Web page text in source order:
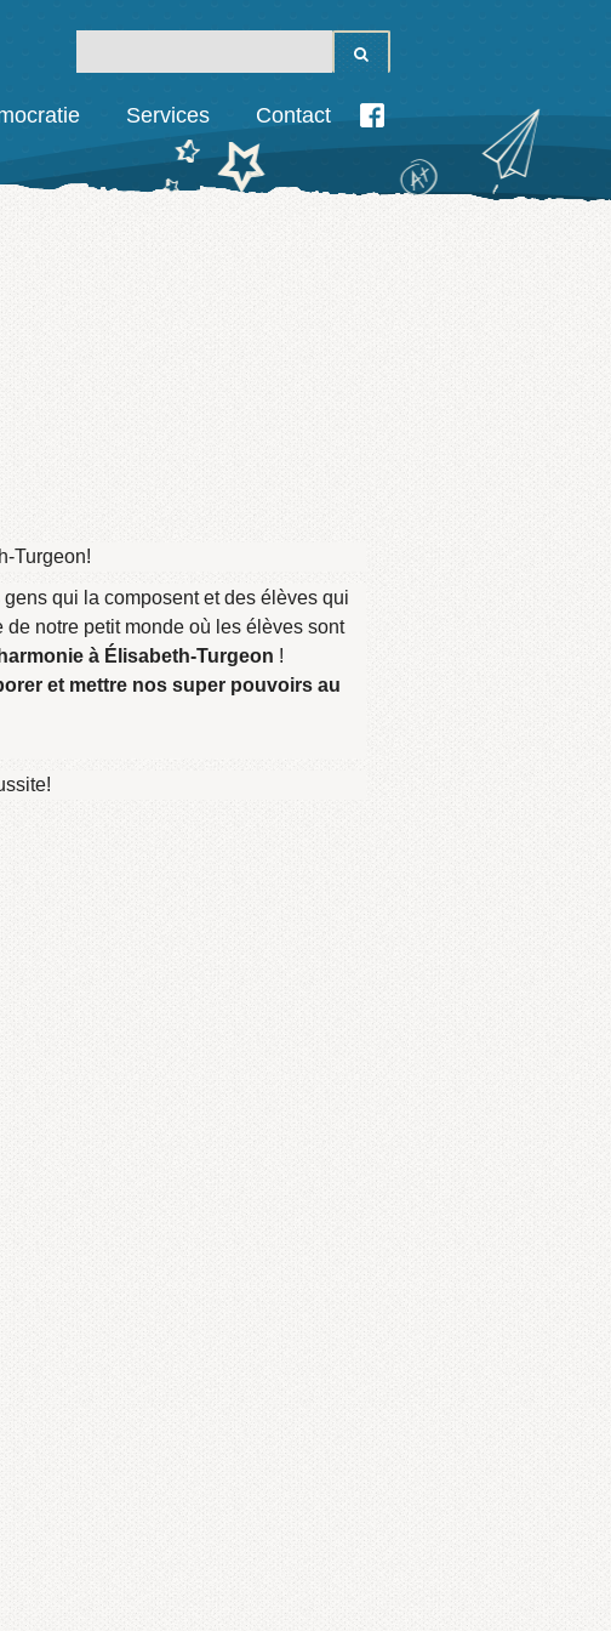
Services Contact
Turgeon!
qui la composent et des élèves qui
de notre petit monde où les élèves sont
à Élisabeth-Turgeon !
et mettre nos super pouvoirs au